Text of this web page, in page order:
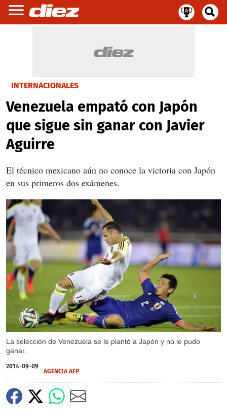
INTERNACIONALES
Venezuela empató con Japón
que sigue sin ganar con Javier
Aguirre
El técnico mexicano aún no conoce la victoria con Japón
en sus primeros dos exámenes.
La selección de Venezuela se le plantó a Japón y no le pudo
ganar.
X
2014-09-09
AGENCIA AFP